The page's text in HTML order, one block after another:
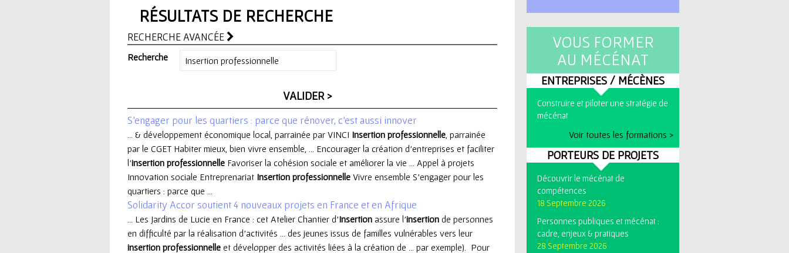
e
d
r
r
e
u
r
RÉSULTATS DE RECHERCHE
RECHERCHE AVANCÉE
Recherche
S'engager pour les quartiers : parce que rénover, c'est aussi innover
... & développement économique local, parrainée par VINCI Insertion professionnelle , parrainée
par le CGET Habiter mieux, bien vivre ensemble, ... Encourager la création d'entreprises et faciliter
l'insertion professionnelle Favoriser la cohésion sociale et améliorer la vie ... Appel à projets
Innovation sociale Entreprenariat Insertion professionnelle Vivre ensemble S'engager pour les
quartiers : parce que ...
Solidarity Accor soutient 4 nouveaux projets en France et en Afrique
... Les Jardins de Lucie en France : cet Atelier Chantier d’Insertion assure l’insertion de personnes
en difficulté par la réalisation d’activités ... des jeunes issus de familles vulnérables vers leur
insertion professionnelle et développer des activités liées à la création de ... par exemple). Pour
VOUS FORMER
AU MÉCÉNAT
ENTREPRISES / MÉCÈNES
Construire et piloter une stratégie de
mécénat
Voir toutes les formations >
PORTEURS DE PROJETS
Découvrir le mécénat de
compétences
18 Septembre 2026
Personnes publiques et mécénat :
cadre, enjeux & pratiques
28 Septembre 2026